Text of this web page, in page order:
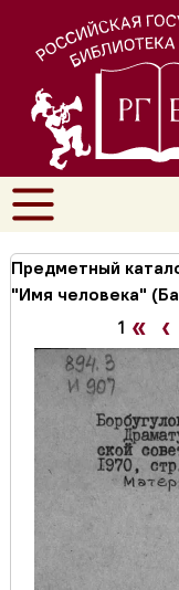
Предметный
"Имя человека"
1 « ‹